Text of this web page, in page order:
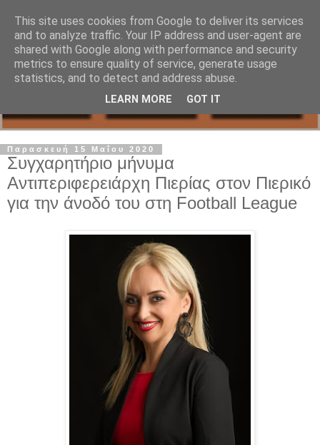
Παρασκευή 15 Μαΐου 2020
Συγχαρητήριο μήνυμα
Αντιπεριφερειάρχη Πιερίας στον Πιερικό
για την άνοδό του στη Football League
This site uses cookies from Google to deliver its services
and to analyze traffic. Your IP address and user-agent are
shared with Google along with performance and security
metrics to ensure quality of service, generate usage
statistics, and to detect and address abuse.
LEARN MORE GOT IT